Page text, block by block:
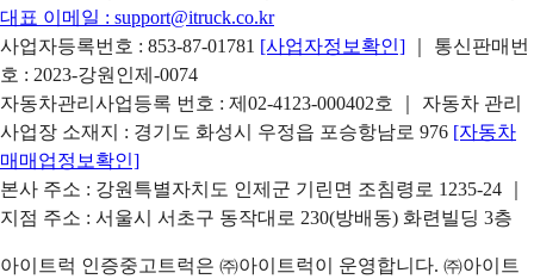
대표 이메일 : support@itruck.co.kr
사업자등록번호 : 853-87-01781 [사업자정보확인]
｜ 통신판매번
호 : 2023-강원인제-0074
자동차관리사업등록 번호 : 제02-4123-000402호 ｜ 자동차 관리
사업장 소재지 : 경기도 화성시 우정읍 포승항남로 976 [자동차
매매업정보확인]
본사 주소 : 강원특별자치도 인제군 기린면 조침령로 1235-24 ｜
지점 주소 : 서울시 서초구 동작대로 230(방배동) 화련빌딩 3층
아이트럭 인증중고트럭은 ㈜아이트럭이 운영합니다. ㈜아이트